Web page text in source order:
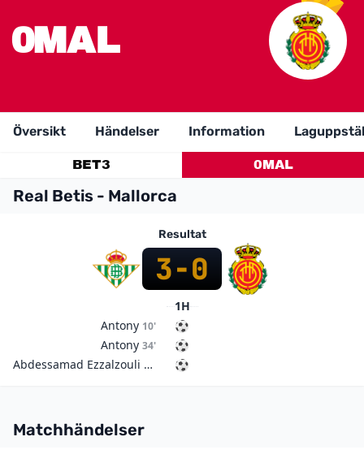
0MAL
Översikt Händelser Information
BET3 0MAL
Real Betis - Mallorca
Resultat
3-0
1H
Antony 10'
Antony 34'
Abdessamad Ezzalzouli
37'
Matchhändelser